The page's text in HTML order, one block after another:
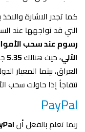
كما تجدر الاشارة
التي قد تواجهها عند
رسوم عند سحب
الآلي، حيث هنالك5.35
العراق، بينما المعيار
تتفاجأ إذا حاولت سحب
PayPal
ربما تعلم بالفعل أن